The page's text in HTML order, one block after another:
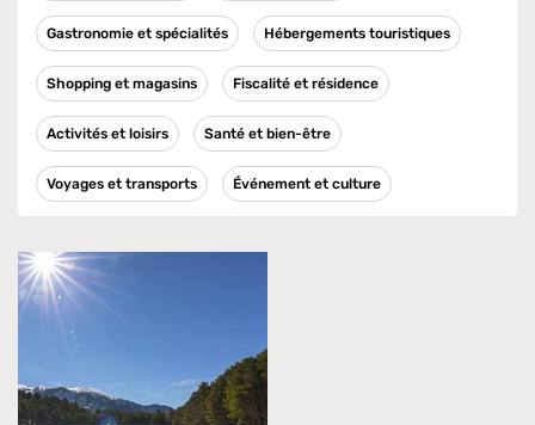
Gastronomie et spécialités Hébergements touristiques
Shopping et magasins Fiscalité et résidence
Activités et loisirs Santé et bien-être
Voyages et transports Événement et culture